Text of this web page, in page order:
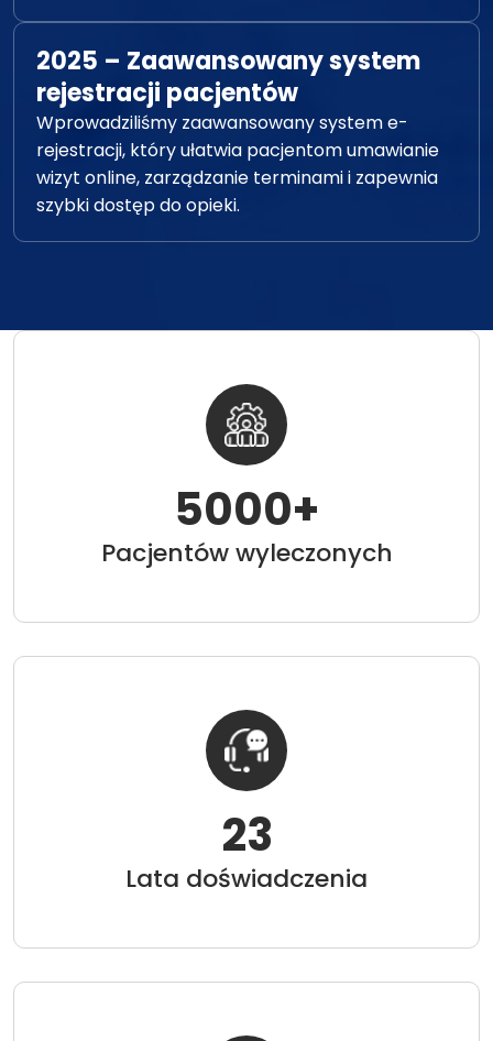
2025 – Zaawansowany system
rejestracji pacjentów
Wprowadziliśmy zaawansowany system e-
rejestracji, który ułatwia pacjentom umawianie
wizyt online, zarządzanie terminami i zapewnia
szybki dostęp do opieki.
5000+
Pacjentów wyleczonych
23
Lata doświadczenia